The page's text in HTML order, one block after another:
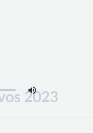
2023